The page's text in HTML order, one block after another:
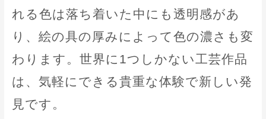
れる色は落ち着いた中にも透明感があ
り、絵の具の厚みによって色の濃さも変
わります。世界に1つしかない工芸作品
は、気軽にできる貴重な体験で新しい発
見です。